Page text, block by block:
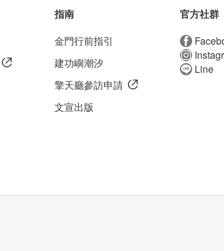
指南
金門行前指引
建功嶼潮汐
擎天廳參訪申請
文宣出版
官方社群
Line